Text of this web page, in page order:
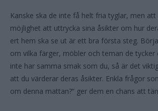
Kanske ska de inte få helt fria tyglar, men
möjlighet att uttrycka sina åsikter om hur
ert hem ska se ut är ett bra första steg.
om vilka färger, möbler och teman de tycker
inte har samma smak som du, så är det
att du värderar deras åsikter. Enkla frågor
om denna mattan?” ger dem en chans att